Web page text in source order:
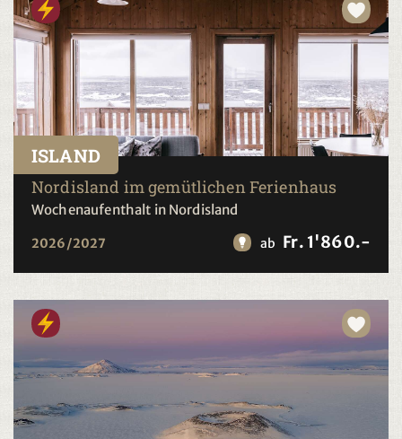
ISLAND
Nordisland im gemütlichen Ferienhaus
Wochenaufenthalt in Nordisland
2026/2027 ab Fr. 1'860.-